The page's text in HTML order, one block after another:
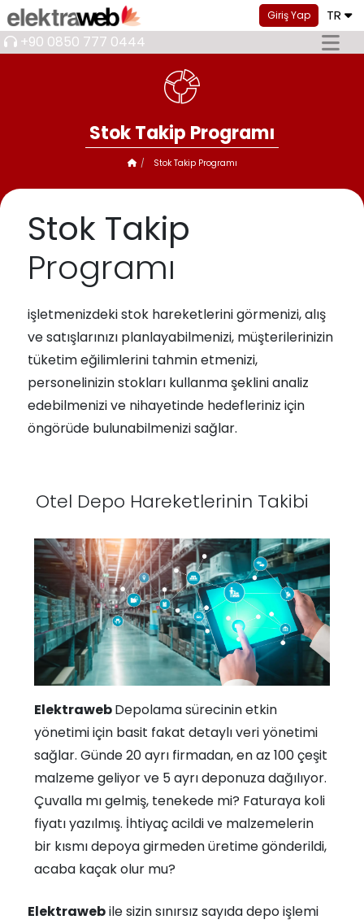
Giriş Yap TR
+90 0850 777 0444
Stok Takip Programı
Stok Takip Programı
Stok Takip
Programı
işletmenizdeki stok hareketlerini görmenizi, alış
ve satışlarınızı planlayabilmenizi, müşterilerinizin
tüketim eğilimlerini tahmin etmenizi,
personelinizin stokları kullanma şeklini analiz
edebilmenizi ve nihayetinde hedefleriniz için
öngörüde bulunabilmenizi sağlar.
Otel Depo Hareketlerinin Takibi
ElektrawebDepolama sürecinin etkin
yönetimi için basit fakat detaylı veri yönetimi
sağlar. Günde 20 ayrı firmadan, en az 100 çeşit
malzeme geliyor ve 5 ayrı deponuza dağılıyor.
Çuvalla mı gelmiş, tenekede mi? Faturaya koli
fiyatı yazılmış. İhtiyaç acildi ve malzemelerin
bir kısmı depoya girmeden üretime gönderildi,
acaba kaçak olur mu?
Elektrawebile sizin sınırsız sayıda depo işlemi